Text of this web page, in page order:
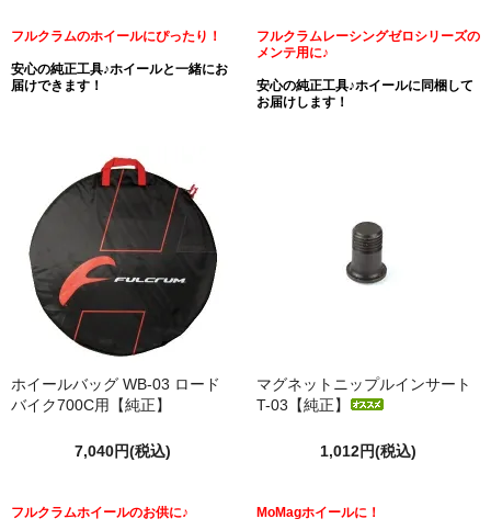
フルクラムのホイールにぴったり！
安心の純正工具♪ホイールと一緒にお
届けできます！
フルクラムレーシングゼロシリーズの
メンテ用に♪
安心の純正工具♪ホイールに同梱して
お届けします！
ホイールバッグ WB-03 ロード
バイク700C用【純正】
7,040円(税込)
フルクラムホイールのお供に♪
マグネットニップルインサート
T-03【純正】
1,012円(税込)
MoMagホイールに！